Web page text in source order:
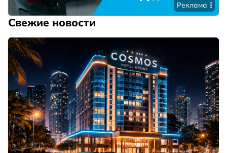
Реклама
Свежие новости